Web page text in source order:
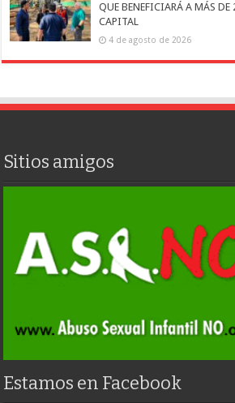
QUE BENEFICIARÁ A MÁS
CAPITAL
4 de agosto de 2026
Sitios amigos
Estamos en Facebook